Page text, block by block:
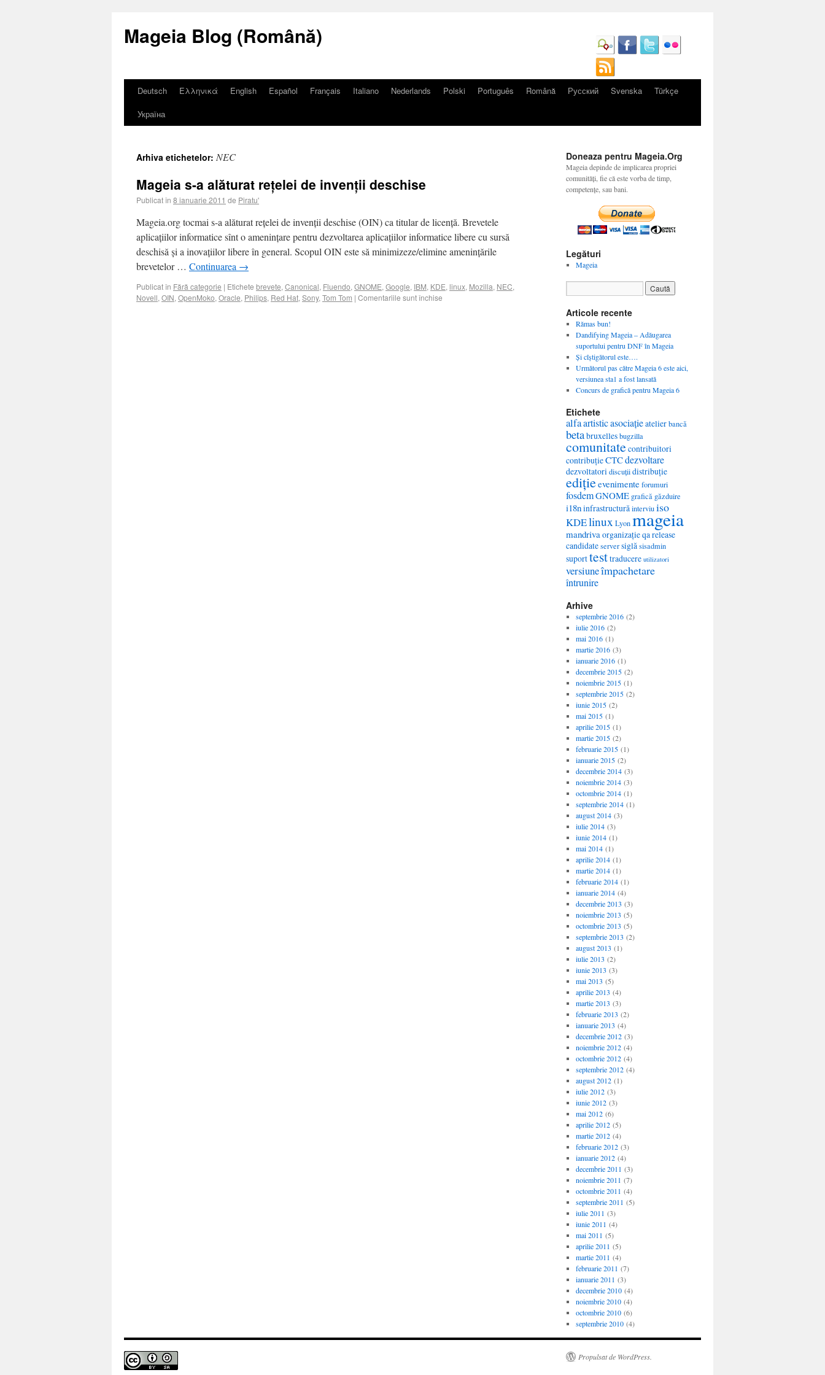
Mageia Blog (Română)
Deutsch Ελληνικά English Español Français Italiano Nederlands Polski Português Română Русский Svenska
Türkçe
Україна
Arhiva etichetelor: NEC
Mageia s-a alăturat rețelei de invenții deschise
Publicat în 8 ianuarie 2011 de Piratu'
Mageia.org tocmai s-a alăturat rețelei de invenții deschise (OIN) ca titular de licență. Brevetele
aplicațiilor informatice sînt o amenințare pentru dezvoltarea aplicațiilor informatice libere cu sursă
deschisă și a inovațiilor libere în general. Scopul OIN este să minimizeze/elimine amenințările
brevetelor … Continuarea →
Publicat în Fără categorie | Etichete brevete, Canonical, Fluendo, GNOME, Google, IBM, KDE, linux, Mozilla, NEC,
Novell, OIN, OpenMoko, Oracle, Philips, Red Hat, Sony, Tom Tom | Comentariile sunt închise
Doneaza pentru Mageia.Org
Mageia depinde de implicarea propriei
comunități, fie că este vorba de timp,
competențe, sau bani.
Legături
Mageia
Articole recente
Rămas bun!
Dandifying Mageia – Adăugarea
suportului pentru DNF în Mageia
Și cîștigătorul este….
Următorul pas către Mageia 6 este aici,
versiunea sta1 a fost lansată
Concurs de grafică pentru Mageia 6
Etichete
alfaartisticasociațieatelierbancă
betabruxellesbugzilla
comunitatecontribuitori
contribuțieCTCdezvoltare
dezvoltatoridiscuțiidistribuție
edițieevenimenteforumuri
fosdemGNOME grafică găzduire
i18ninfrastructurăinterviuiso
KDElinux Lyonmageia
mandrivaorganizațieqarelease
candidateserversiglăsisadmin
suporttesttraducere utilizatori
versiuneîmpachetare
întrunire
Arhive
septembrie 2016(2)
iulie 2016(2)
mai 2016(1)
martie 2016(3)
ianuarie 2016(1)
decembrie 2015(2)
noiembrie 2015(1)
septembrie 2015(2)
iunie 2015(2)
mai 2015(1)
aprilie 2015(1)
martie 2015(2)
februarie 2015(1)
ianuarie 2015(2)
decembrie 2014(3)
noiembrie 2014(3)
octombrie 2014(1)
septembrie 2014(1)
august 2014(3)
iulie 2014(3)
iunie 2014(1)
mai 2014(1)
aprilie 2014(1)
martie 2014(1)
februarie 2014(1)
ianuarie 2014(4)
decembrie 2013 (3)
noiembrie 2013 (5)
octombrie 2013 (5)
septembrie 2013 (2)
august 2013 (1)
iulie 2013 (2)
iunie 2013 (3)
mai 2013 (5)
aprilie 2013 (4)
martie 2013 (3)
februarie 2013 (2)
ianuarie 2013 (4)
decembrie 2012(3)
noiembrie 2012(4)
octombrie 2012(4)
septembrie 2012(4)
august 2012(1)
iulie 2012(3)
iunie 2012(3)
mai 2012(6)
aprilie 2012(5)
martie 2012(4)
februarie 2012(3)
ianuarie 2012(4)
decembrie 2011 (3)
noiembrie 2011 (7)
octombrie 2011 (4)
septembrie 2011 (5)
iulie 2011 (3)
iunie 2011 (4)
mai 2011 (5)
aprilie 2011 (5)
martie 2011 (4)
februarie 2011 (7)
ianuarie 2011 (3)
decembrie 2010(4)
noiembrie 2010(4)
octombrie 2010(6)
septembrie 2010(4)
Propulsat de WordPress.